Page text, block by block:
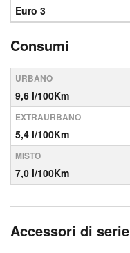
Euro 3
Consumi
URBANO
9,6 l/100Km
EXTRAURBANO
5,4 l/100Km
MISTO
7,0 l/100Km
Accessori di serie